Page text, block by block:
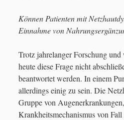
März 2020(1)
März 2018(2)
Februar 2018(2)
Januar 2018(4)
Oktober 2017(1)
Können Patienten mit
Einnahme von
Trotz jahrelanger Forschung
heute diese Frage nicht
beantwortet werden. In einem
allerdings einig zu sein. Die
Gruppe von
Krankheitsmechanismus von